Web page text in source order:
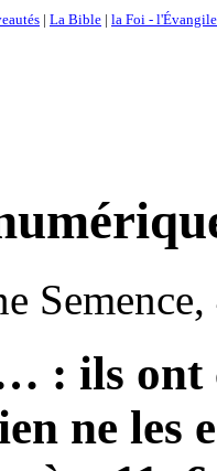
| La Bible | la Foi - l'Évangile
: ils ont
ne les